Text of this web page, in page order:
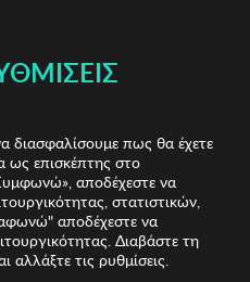
Σετ Πετσέτες 3 Τεμ.
διασφαλίσουμε πως θα έχετε
ως επισκέπτης στο
αποδέχεστε να
στατιστικών,
αποδέχεστε να
Διαβάστε τη
αλλάξτε τις ρυθμίσεις.